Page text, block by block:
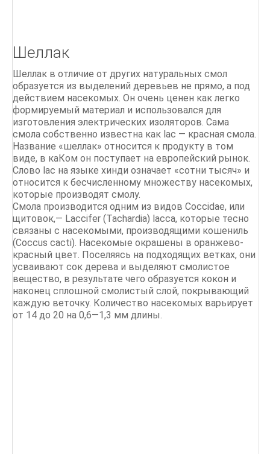
Классические цепи
Шеллак
Шеллак в отличие от других натуральных смол
образуется из выделений деревьев не прямо, а под
действием насекомых. Он очень ценен как легко
формируемый материал и использовался для
изготовления электрических изоляторов. Сама
смола собственно известна как lac — красная смола.
Название «шеллак» относится к продукту в том
виде, в каКом он поступает на европейский рынок.
Слово lac на языке хинди означает «сотни тысяч» и
относится к бесчисленному множеству насекомых,
которые производят смолу.
Смола производится одним из видов Coccidae, или
щитовок,— Laccifer (Tachardia) lacca, которые тесно
связаны с насекомыми, производящими кошениль
(Coccus cacti). Насекомые окрашены в оранжево-
красный цвет. Поселяясь на подходящих ветках, они
усваивают сок дерева и выделяют смолистое
вещество, в результате чего образуется кокон и
наконец сплошной смолистый слой, покрывающий
каждую веточку. Количество насекомых варьирует
от 14 до 20 на 0,6—1,3 мм длины.